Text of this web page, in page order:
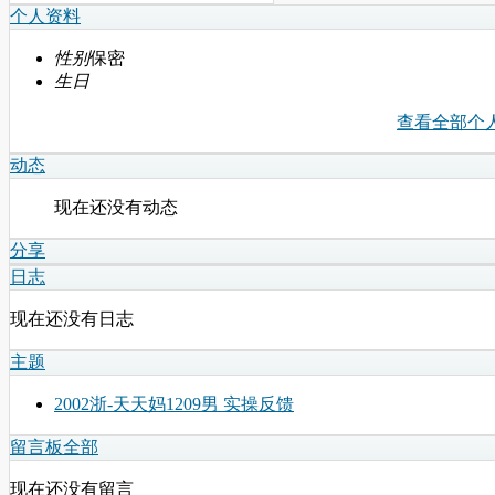
个人资料
性别保密
生日
查看全部个
动态
现在还没有动态
分享
日志
现在还没有日志
主题
2002浙-天天妈1209男 实操反馈
留言板全部
现在还没有留言